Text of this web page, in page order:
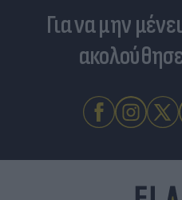
Για να μην